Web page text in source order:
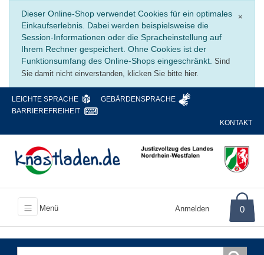
×
Dieser Online-Shop verwendet Cookies für ein optimales
Einkaufserlebnis. Dabei werden beispielsweise die
Session-Informationen oder die Spracheinstellung auf
Ihrem Rechner gespeichert. Ohne Cookies ist der
Funktionsumfang des Online-Shops eingeschränkt. Sind
Sie damit nicht einverstanden, klicken Sie bitte hier.
LEICHTE SPRACHE
GEBÄRDENSPRACHE
BARRIEREFREIHEIT
KONTAKT
Menü Anmelden 0